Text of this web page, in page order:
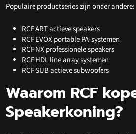
Populaire productseries zijn onder andere:
RCF ART actieve speakers
RCF EVOX portable PA-systemen
RCF NX professionele speakers
RCF HDL line array systemen
RCF SUB actieve subwoofers
Waarom RCF
Speakerkoning?